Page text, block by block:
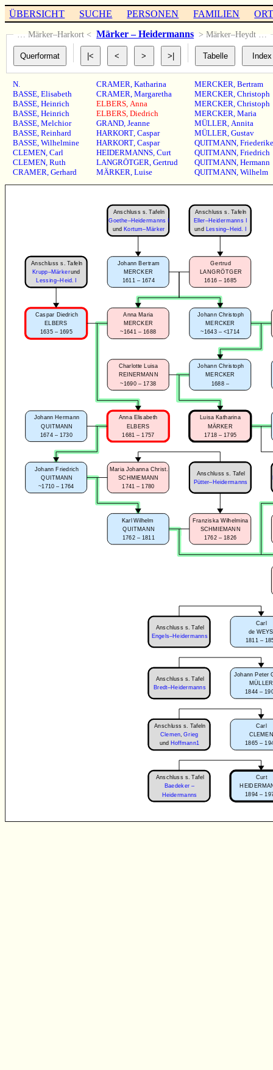
ÜBERSICHT SUCHE PERSONEN FAMILIEN
… Märker–Harkort < Märker – Heidermanns > Märker–Heydt …
N.
BASSE,Elisabeth
BASSE,Heinrich
BASSE,Heinrich
BASSE,Melchior
BASSE,Reinhard
BASSE,Wilhelmine
CLEMEN,Carl
CLEMEN,Ruth
CRAMER,Gerhard
CRAMER, Katharina
CRAMER, Margaretha
ELBERS, Anna
ELBERS, Diedrich
GRAND, Jeanne
HARKORT, Caspar
HARKORT, Caspar
HEIDERMANNS, Curt
LANGRÖTGER, Gertrud
MÄRKER, Luise
MERCKER, Bertram
MERCKER, Christoph
MERCKER, Christoph
MERCKER, Maria
MÜLLER, Annita
MÜLLER, Gustav
QUITMANN, Friederike
QUITMANN, Friedrich
QUITMANN, Hermann
QUITMANN, Wilhelm
Luisa Katharina
MÄRKER
1718 – 1795
Johann Christoph
MERCKER
1688 –
Charlotte Luisa
REINERMANN
~1690 – 1738
Johann Christoph
MERCKER
~1643 – <1714
Johann Bertram
MERCKER
1611 – 1674
Gertrud
LANGRÖTGER
1616 – 1685
Carl
de WEYS
1811 –
Johann Peter
MÜLLER
1844 –
Carl
CLEMEN
1865 –
Curt
1894 –
Anna Maria
MERCKER
~1641 – 1688
Caspar Diedrich
ELBERS
1635 – 1695
Anna Elisabeth
ELBERS
1681 – 1757
Johann Hermann
QUITMANN
1674 – 1730
Maria Johanna Christ.
SCHMIEMANN
1741 – 1780
Johann Friedrich
QUITMANN
~1710 – 1764
Karl Wilhelm
QUITMANN
1762 – 1811
Franziska Wilhelmina
SCHMIEMANN
1762 – 1826
Anschluss s. Tafeln
Krupp–Märkerund
Lessing–Heid. I
Anschluss s. Tafeln
Goethe–Heidermanns I
und Kortum–Märker
Anschluss s. Tafel
Engels–Heidermanns
Anschluss s. Tafel
Bredt–Heidermanns
Anschluss s. Tafeln
Eller–Heidermanns I
und Lessing–Heid. I
Anschluss s. Tafel
Pütter–Heidermanns
Anschluss s. Tafeln
Clemen,Grieg
und Hoffmann1
Anschluss s. Tafel
Baedeker –
Heidermanns